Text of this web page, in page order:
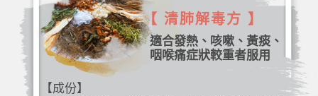
【 清肺解毒方 】
適合發熱、咳嗽、黃痰、
咽喉痛症狀較重者服用
【成份】